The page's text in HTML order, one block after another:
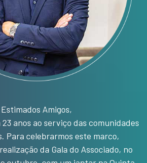
Estimados Amigos,
anos ao serviço das comunidades
Para celebrarmos este marco,
da Gala do Associado, no